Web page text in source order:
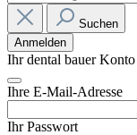
Suchen
Anmelden
Ihr dental bauer Konto
Ihre E-Mail-Adresse
Ihr Passwort